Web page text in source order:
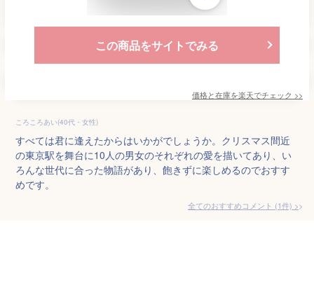
この商品をサイトでみる
価格と在庫を楽天でチェック >>
ころころあい(40代・女性)
すべては君に逢えたからはいかがでしょうか。クリスマス間近
の東京駅を舞台に10人の男女のそれぞれの愛を描いてあり、い
ろんな世代に合った物語があり、飽きずに楽しめるのでおすす
めです。
全てのおすすめコメント (1件) >